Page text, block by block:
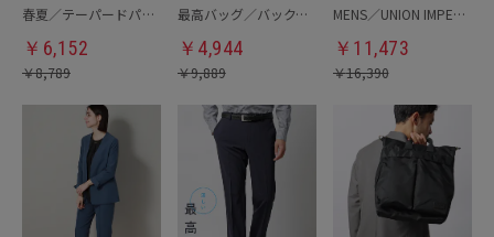
春夏／テーパードパンツ
￥ 6,152
￥8,789
最高バッグ／バックパック
￥ 4,944
￥9,889
MENS／UNION IMPERIAL監修／コインローファー
￥ 11,473
￥16,390